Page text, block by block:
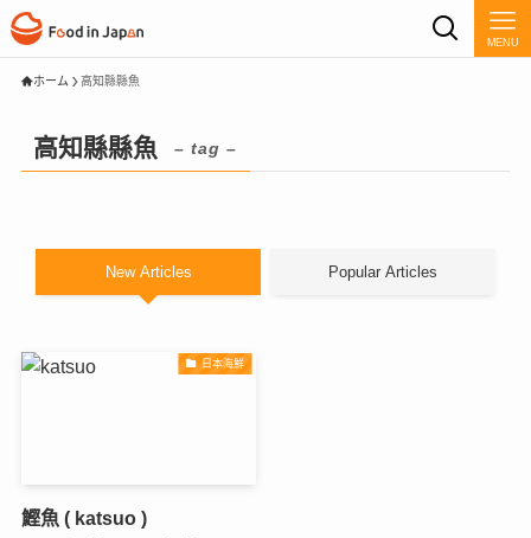
MENU
ホーム 高知縣縣魚
高知縣縣魚 – tag –
New Articles Popular Articles
日本海鮮
鰹魚 ( katsuo )